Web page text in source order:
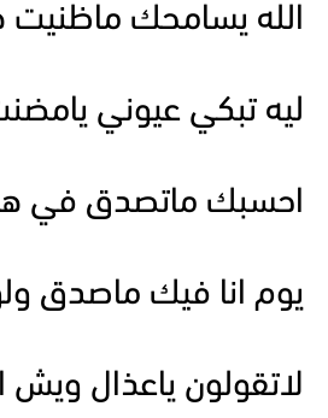
الله يسامحك ماظنيت
ليه تبكي عيوني
احسبك ماتصدق في
يوم انا فيك ماصدق
لاتقولون ياعذال ويش